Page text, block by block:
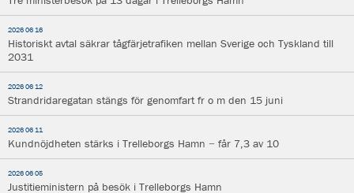
2026 06 16
Historiskt avtal säkrar tågfärjetrafiken mellan Sverige och Tyskland till
2031
2026 06 12
Strandridaregatan stängs för genomfart fr o m den 15 juni
2026 06 11
Kundnöjdheten stärks i Trelleborgs Hamn − får 7,3 av 10
2026 06 05
Justitieministern på besök i Trelleborgs Hamn